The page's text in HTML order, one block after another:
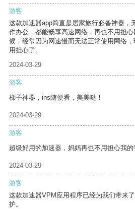
游客
这款加速器app简直是居家旅行必备神器，
作办公，都能畅享高速网络，再也不用担
候，经常因为网速慢而无法正常使用网络
用担心了。
2024-03-29
游客
梯子神器，ins随便看，美美哒！
2024-03-29
游客
超级好用的加速器，妈妈再也不用担心我的
2024-03-29
游客
这款加速器VPM应用程序已经为我们带来
护。